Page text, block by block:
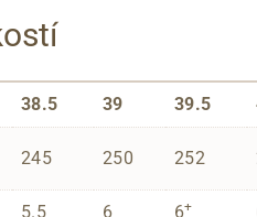
38.5 39 39.5
245 250 252
5.5 6 6+